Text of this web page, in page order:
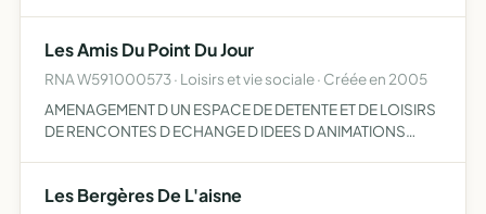
Les Amis Du Point Du Jour
RNA W591000573 · Loisirs et vie sociale · Créée en 2005
AMENAGEMENT D UN ESPACE DE DETENTE ET DE LOISIRS
DE RENCONTES D ECHANGE D IDEES D ANIMATIONS
Les Bergères De L'aisne